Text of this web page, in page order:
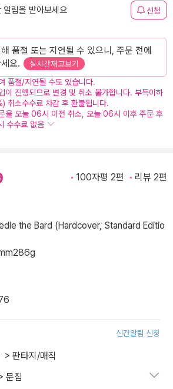
알림을 받아보세요 신청
품절 또는 지연될 수 있으니, 주문 전에
요.
실시간재고보기
품절/지연될 수도 있습니다.
이 진행되므로 변경 및 취소 불가합니다. 부득이하
소수수료 차감 후 환불됩니다.
을 오늘 06시 이전 취소, 오늘 06시 이후 주문 후
수수료 없음
100자평 2편 리뷰 2편
the Bard (Hardcover, Standard Editio
286g
신간알림 신청
> 판타지/매직
문집